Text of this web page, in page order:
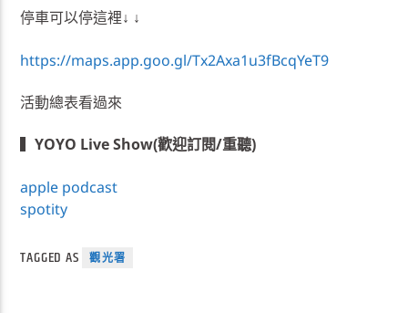
停車可以停這裡↓ ↓
https://maps.app.goo.gl/Tx2Axa1u3fBcqYeT9
活動總表看過來
▍YOYO Live Show(歡迎訂閱/重聽)
apple podcast
spotity
TAGGED AS 觀光署